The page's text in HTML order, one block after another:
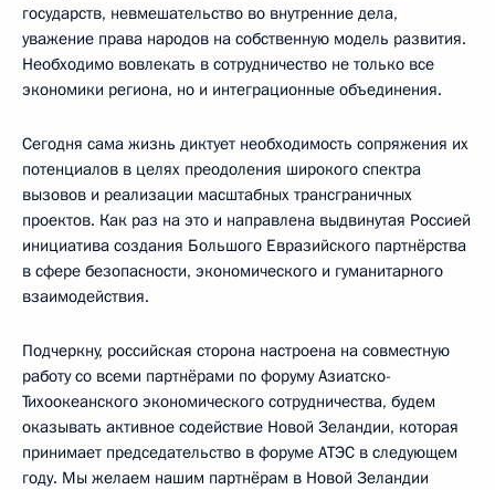
государств, невмешательство во внутренние дела,
уважение права народов на собственную модель развития.
Необходимо вовлекать в сотрудничество не только все
экономики региона, но и интеграционные объединения.
Сегодня сама жизнь диктует необходимость сопряжения их
потенциалов в целях преодоления широкого спектра
вызовов и реализации масштабных трансграничных
проектов. Как раз на это и направлена выдвинутая Россией
инициатива создания Большого Евразийского партнёрства
в сфере безопасности, экономического и гуманитарного
взаимодействия.
Подчеркну, российская сторона настроена на совместную
работу со всеми партнёрами по форуму Азиатско-
Тихоокеанского экономического сотрудничества, будем
оказывать активное содействие Новой Зеландии, которая
принимает председательство в форуме АТЭС в следующем
году. Мы желаем нашим партнёрам в Новой Зеландии